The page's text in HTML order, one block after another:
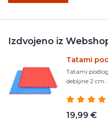
Izdvojeno iz
Tatami
Tatami
debljine 2 cm.
19,99 €